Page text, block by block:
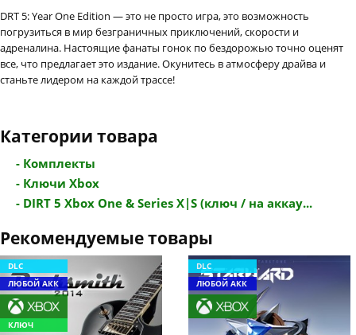
DRT 5: Year One Edition — это не просто игра, это возможность
погрузиться в мир безграничных приключений, скорости и
адреналина. Настоящие фанаты гонок по бездорожью точно оценят
все, что предлагает это издание. Окунитесь в атмосферу драйва и
станьте лидером на каждой трассе!
Категории товара
- Комплекты
- Ключи Xbox
- DIRT 5 Xbox One & Series X|S (ключ / на аккау...
Рекомендуемые товары
DLC
ЛЮБОЙ АКК
КЛЮЧ
DLC
ЛЮБОЙ АКК